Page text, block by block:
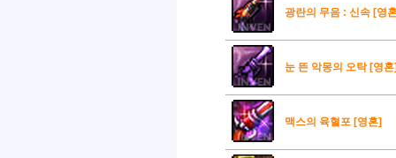
광란의 무음 : 신속 [영
눈 뜬 악몽의 오탁 [영
맥스의 육혈포 [영혼]